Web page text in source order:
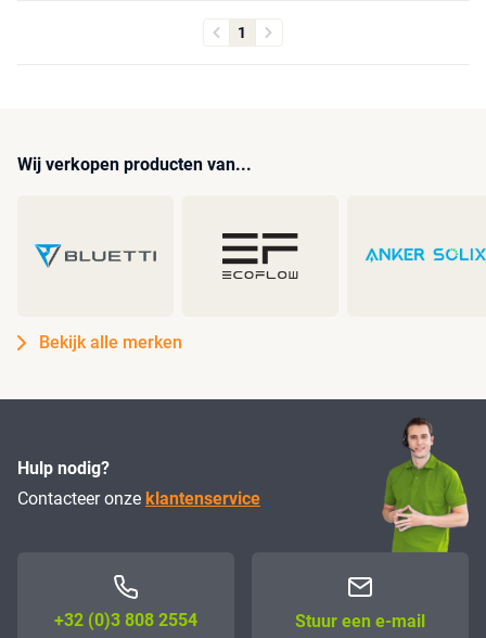
1
Wij verkopen producten van...
Bekijk alle merken
Hulp nodig?
Contacteer onze klantenservice
+32 (0)3 808 2554 Stuur een e-mail